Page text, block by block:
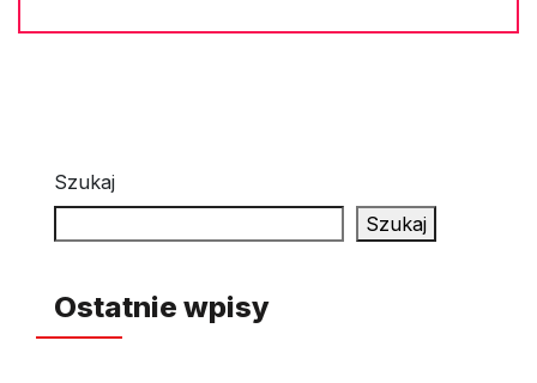
Szukaj
Szukaj
Ostatnie wpisy